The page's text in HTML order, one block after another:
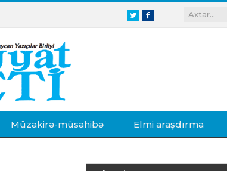
TwitterFacebook
Müzakirə-müsahibə Elmi araşdırma